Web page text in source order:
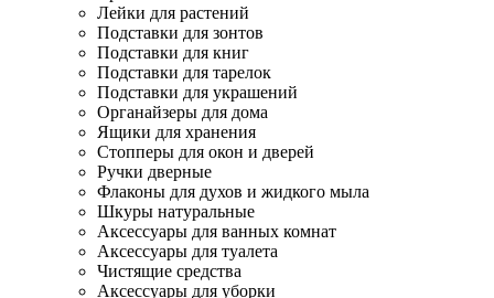
Лейки для растений
Подставки для зонтов
Подставки для книг
Подставки для тарелок
Подставки для украшений
Органайзеры для дома
Ящики для хранения
Стопперы для окон и дверей
Ручки дверные
Флаконы для духов и жидкого мыла
Шкуры натуральные
Аксессуары для ванных комнат
Аксессуары для туалета
Чистящие средства
Аксессуары для уборки